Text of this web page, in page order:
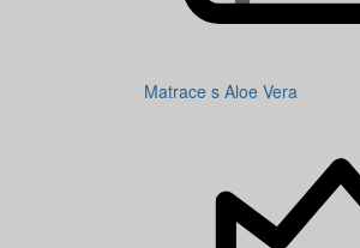
Matrace s Aloe Vera